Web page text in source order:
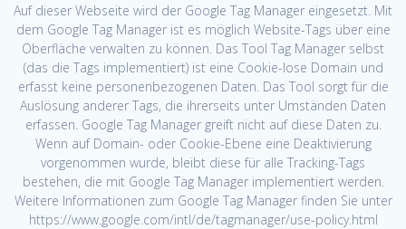
Auf dieser Webseite wird der Google Tag Manager eingesetzt. Mit
dem Google Tag Manager ist es möglich Website-Tags über eine
Oberfläche verwalten zu können. Das Tool Tag Manager selbst
(das die Tags implementiert) ist eine Cookie-lose Domain und
erfasst keine personenbezogenen Daten. Das Tool sorgt für die
Auslösung anderer Tags, die ihrerseits unter Umständen Daten
erfassen. Google Tag Manager greift nicht auf diese Daten zu.
Wenn auf Domain- oder Cookie-Ebene eine Deaktivierung
vorgenommen wurde, bleibt diese für alle Tracking-Tags
bestehen, die mit Google Tag Manager implementiert werden.
Weitere Informationen zum Google Tag Manager finden Sie unter
https://www.google.com/intl/de/tagmanager/use-policy.html